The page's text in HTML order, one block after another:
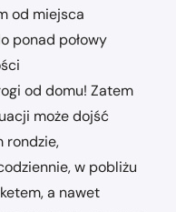
od miejsca
ponad połowy
od domu! Zatem
może dojść
rondzie,
w pobliżu
a nawet